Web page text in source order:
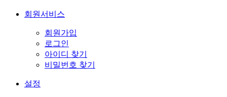
회원서비스
회원가입
로그인
아이디 찾기
비밀번호 찾기
설정